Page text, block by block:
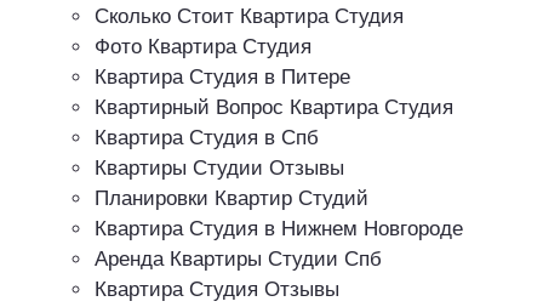
Сколько Стоит Квартира Студия
Фото Квартира Студия
Квартира Студия в Питере
Квартирный Вопрос Квартира Студия
Квартира Студия в Спб
Квартиры Студии Отзывы
Планировки Квартир Студий
Квартира Студия в Нижнем Новгороде
Аренда Квартиры Студии Спб
Квартира Студия Отзывы